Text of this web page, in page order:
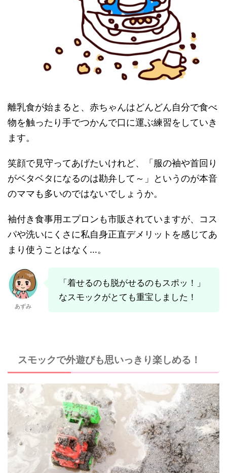
離乳食が始まると、赤ちゃんはどんどん自分で食べ
物を触ったり手でつかんで口に運ぶ練習をしていき
ます。
笑顔で見守ってあげたいけれど、「服の袖や首回り
がベタベタになるのは勘弁して～」というのが本音
のママも多いのではないでしょうか。
袖付き食事用エプロンも市販されていますが、コス
パや洗いにくさに私自身正直デメリットを感じてあ
まり使うことはなく…。
あずみ
「着せるのも脱がせるのもスポッ！」
なスモックがとても重宝しました！
スモックで外遊びも思いっきり楽しめる！